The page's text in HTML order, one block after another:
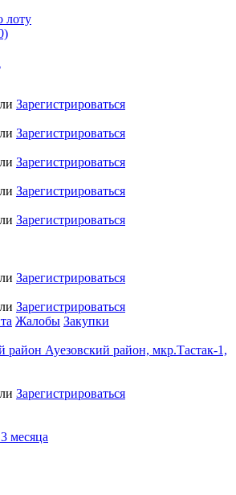
лоту
Зарегистрироваться
Зарегистрироваться
Зарегистрироваться
Зарегистрироваться
Зарегистрироваться
Зарегистрироваться
Зарегистрироваться
Жалобы Закупки
район Ауезовский район, мкр.Тастак-1,
Зарегистрироваться